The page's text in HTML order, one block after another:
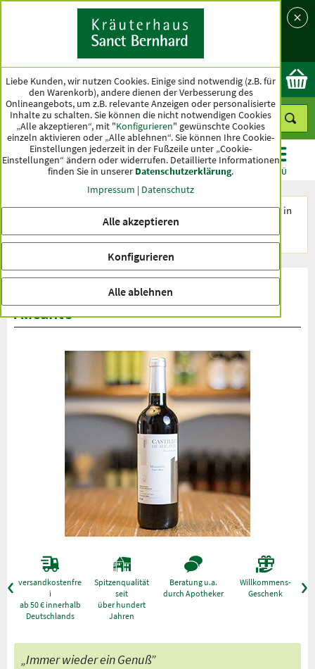
Land
Ok
KATEGORIEN ANGEBOTE TOPSELLER MENÜ
Den ArtikelCastillo de Alicanteführen wir nicht mehr in
unserem Sortiment. Unsere Empfehlung:
Alicante Crianza
Produktbewertungen Castillo de
Alicante
versandkostenfre
i
ab 50 € innerhalb
Deutschlands
Spitzenqualität
seit
über hundert
Jahren
Beratung u.a.
durch Apotheker
Willkommens-
Geschenk
„Immer wieder ein Genuß”
Liebe Kunden, wir nutzen Cookies. Einige sind notwendig (z.B. für
den Warenkorb), andere dienen der Verbesserung des
Onlineangebots, um z.B. relevante Anzeigen oder personalisierte
Inhalte zu schalten. Sie können die nicht notwendigen Cookies
„Alle akzeptieren“, mit "Konfigurieren" gewünschte Cookies
einzeln aktivieren oder „Alle ablehnen“. Sie können Ihre Cookie-
Einstellungen jederzeit in der Fußzeile unter „Cookie-
Einstellungen“ ändern oder widerrufen. Detaillierte Informationen
finden Sie in unserer Datenschutzerklärung.
Impressum | Datenschutz
Alle akzeptieren
Konfigurieren
Alle ablehnen